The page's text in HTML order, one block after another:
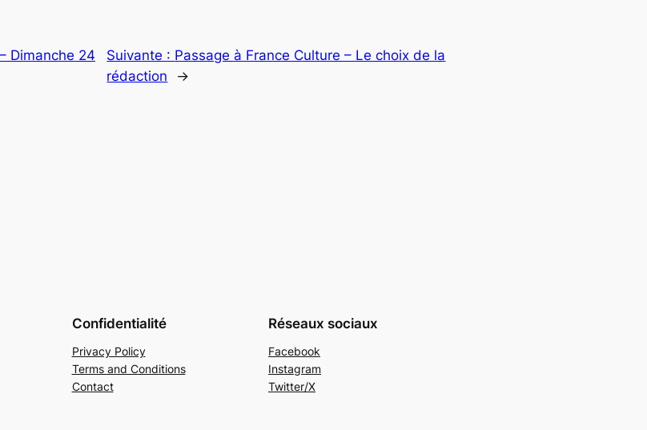
Dimanche 24
Suivante : Passage à France Culture – Le choix de la
rédaction
→
Confidentialité
Privacy Policy
Terms and Conditions
Contact
Réseaux sociaux
Facebook
Instagram
Twitter/X